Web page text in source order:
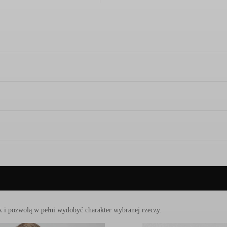
rzemiosła i doświadczenia, wykorzystując najlepsze
recyklingu)